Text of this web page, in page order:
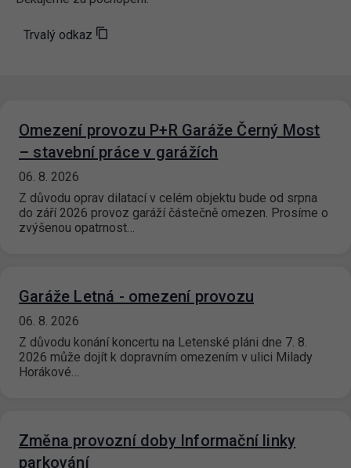
Trvalý odkaz
Omezení provozu P+R Garáže Černý Most
– stavební práce v garážích
06. 8. 2026
Z důvodu oprav dilatací v celém objektu bude od srpna
do září 2026 provoz garáží částečně omezen. Prosíme o
zvýšenou opatrnost…
Garáže Letná - omezení provozu
06. 8. 2026
Z důvodu konání koncertu na Letenské pláni dne 7. 8.
2026 může dojít k dopravním omezením v ulici Milady
Horákové…
Změna provozní doby Informační linky
parkování